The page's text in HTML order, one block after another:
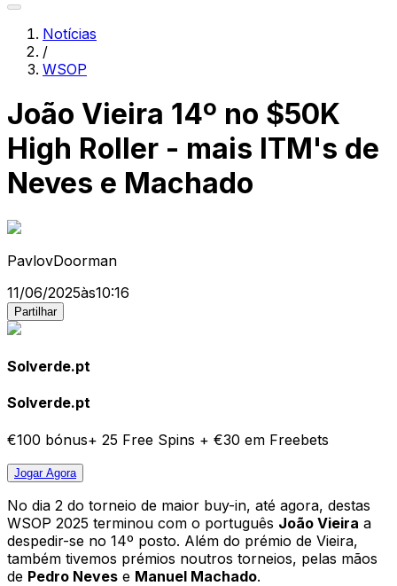
Notícias
/
WSOP
João Vieira 14º no $50K
High Roller - mais ITM's de
Neves e Machado
PavlovDoorman
11/06/2025às10:16
Partilhar
Solverde.pt
Solverde.pt
€100 bónus+ 25 Free Spins + €30 em Freebets
Jogar Agora
No dia 2 do torneio de maior buy-in, até agora, destas
WSOP 2025 terminou com o português João Vieira a
despedir-se no 14º posto. Além do prémio de Vieira,
também tivemos prémios noutros torneios, pelas mãos
de Pedro Neves e Manuel Machado.